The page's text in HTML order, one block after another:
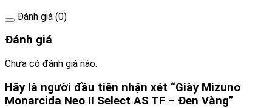
Đánh giá (0)
Đánh giá
Chưa có đánh giá nào.
Hãy là người đầu tiên nhận xét “Giày Mizuno
Monarcida Neo II Select AS TF – Đen Vàng”